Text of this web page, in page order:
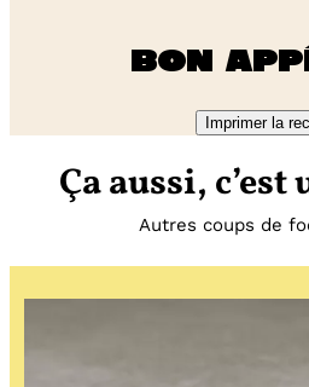
Bon
Imprimer la
Ça aussi,
Autres coups de